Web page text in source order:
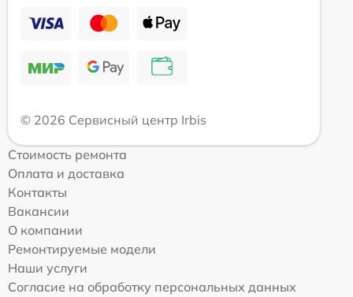
© 2026 Сервисный центр Irbis
Стоимость ремонта
Оплата и доставка
Контакты
Вакансии
О компании
Ремонтируемые модели
Наши услуги
Согласие на обработку персональных данных